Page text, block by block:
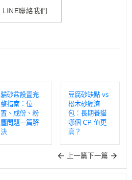
LINE聯絡我們
貓砂盆設置完
整指南：位
置、成份、粉
塵問題一篇解
決
豆腐砂缺點 vs
松木砂經濟
包：長期養貓
哪個 CP 值更
高？
上一篇下一篇